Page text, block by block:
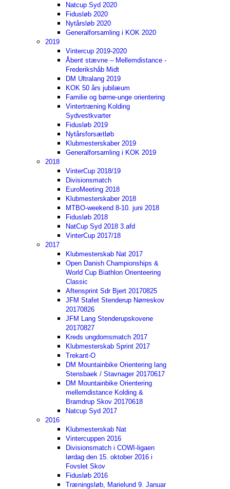
Natcup Syd 2020
Fidusløb 2020
Nytårsløb 2020
Generalforsamling i KOK 2020
2019
Vintercup 2019-2020
Åbent stævne – Mellemdistance -
Frederikshåb Midt
DM Ultralang 2019
KOK 50 års jubilæum
Familie og børne-unge orientering
Vintertræning Kolding
Sydvestkvarter
Fidusløb 2019
Nytårsforsætløb
Klubmesterskaber 2019
Generalforsamling i KOK 2019
2018
VinterCup 2018/19
Divisionsmatch
EuroMeeting 2018
Klubmesterskaber 2018
MTBO-weekend 8-10. juni 2018
Fidusløb 2018
NatCup Syd 2018 3.afd
VinterCup 2017/18
2017
Klubmesterskab Nat 2017
Open Danish Championships &
World Cup Biathlon Orienteering
Classic
Aftensprint Sdr Bjert 20170825
JFM Stafet Stenderup Nørreskov
20170826
JFM Lang Stenderupskovene
20170827
Kreds ungdomsmatch 2017
Klubmesterskab Sprint 2017
Trekant-O
DM Mountainbike Orientering lang
Stensbaek / Stavnager 20170617
DM Mountainbike Orientering
mellemdistance Kolding &
Bramdrup Skov 20170618
Natcup Syd 2017
2016
Klubmesterskab Nat
Vintercuppen 2016
Divisionsmatch i COWI-ligaen
lørdag den 15. oktober 2016 i
Fovslet Skov
Fidusløb 2016
Træningsløb, Marielund 9. Januar